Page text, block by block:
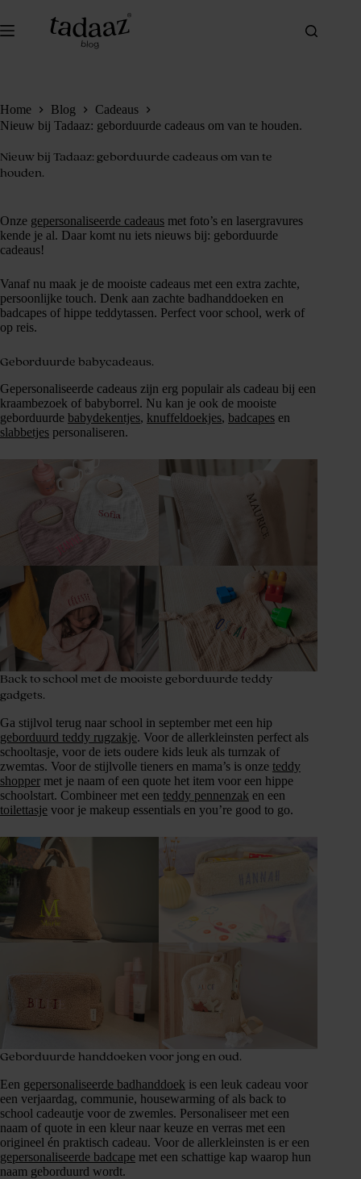
de
Home Blog
Cadeaus
Nieuw bij Tadaaz: geborduurde cadeaus om van te houden.
Nieuw bij Tadaaz: geborduurde cadeaus om van te
houden.
Onze gepersonaliseerde cadeaus met foto’s en lasergravures
kende je al. Daar komt nu iets nieuws bij: geborduurde
cadeaus!
Vanaf nu maak je de mooiste cadeaus met een extra zachte,
persoonlijke touch. Denk aan zachte badhanddoeken en
badcapes of hippe teddytassen. Perfect voor school, werk of
op reis.
Geborduurde babycadeaus.
Gepersonaliseerde cadeaus zijn erg populair als cadeau bij een
kraambezoek of babyborrel. Nu kan je ook de mooiste
geborduurde babydekentjes, knuffeldoekjes, badcapes en
slabbetjes personaliseren.
Back to school met de mooiste geborduurde teddy
gadgets.
Ga stijlvol terug naar school in september met een hip
geborduurd teddy rugzakje. Voor de allerkleinsten perfect als
schooltasje, voor de iets oudere kids leuk als turnzak of
zwemtas. Voor de stijlvolle tieners en mama’s is onze teddy
shopper met je naam of een quote het item voor een hippe
schoolstart. Combineer met een teddy pennenzak en een
toilettasje voor je makeup essentials en you’re good to go.
Geborduurde handdoeken voor jong en oud.
Een gepersonaliseerde badhanddoek is een leuk cadeau voor
een verjaardag, communie, housewarming of als back to
school cadeautje voor de zwemles. Personaliseer met een
naam of quote in een kleur naar keuze en verras met een
origineel én praktisch cadeau. Voor de allerkleinsten is er een
gepersonaliseerde badcape met een schattige kap waarop hun
naam geborduurd wordt.